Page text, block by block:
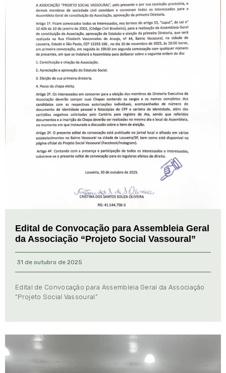
Edital de Convocação para Assembleia Geral
da Associação “Projeto Social Vassoural”
31 de outubro de 2025
Edital de Convocação para Assembleia Geral da Associação
“Projeto Social Vassoural”